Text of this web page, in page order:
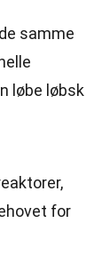
samme
løbe løbsk
for